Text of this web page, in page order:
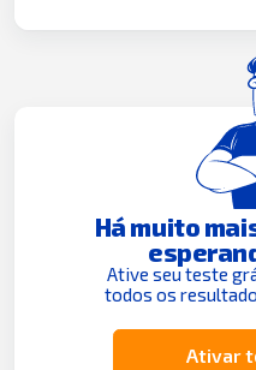
Há muito
Ative seu teste
todos os
Ativar